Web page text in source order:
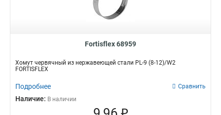
Fortisflex 68959
Хомут червячный из нержавеющей стали PL-9 (8-12)/W2
FORTISFLEX
Подробнее Сравнить
Наличие: В наличии